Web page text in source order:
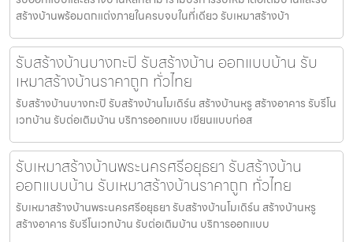
สร้างบ้านพร้อมตกแต่งภายในครบจบในที่เดียว รับเหมาสร้างบ้า
รับสร้างบ้านบางกะปิ รับสร้างบ้าน ออกแบบบ้าน รับ
เหมาสร้างบ้านราคาถูก ทั่วไทย
รับสร้างบ้านบางกะปิ รับสร้างบ้านโมเดิร์น สร้างบ้านหรู สร้างอาคาร รับรีโน
เวทบ้าน รับต่อเติมบ้าน บริการออกแบบ เขียนแบบก่อส
รับเหมาสร้างบ้านพระนครศรีอยุธยา รับสร้างบ้าน
ออกแบบบ้าน รับเหมาสร้างบ้านราคาถูก ทั่วไทย
รับเหมาสร้างบ้านพระนครศรีอยุธยา รับสร้างบ้านโมเดิร์น สร้างบ้านหรู
สร้างอาคาร รับรีโนเวทบ้าน รับต่อเติมบ้าน บริการออกแบบ